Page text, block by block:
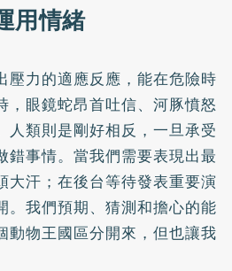
用情緒
壓力的適應反應，能在危險時
，眼鏡蛇昂首吐信、河豚憤怒
人類則是剛好相反，一旦承受
錯事情。當我們需要表現出最
大汗；在後台等待發表重要演
。我們預期、猜測和擔心的能
動物王國區分開來，但也讓我